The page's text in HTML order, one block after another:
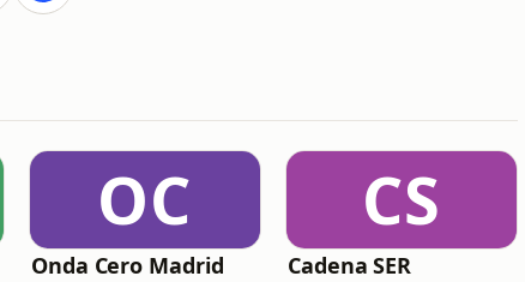
OC
Onda Cero Madrid
CS
Cadena SER